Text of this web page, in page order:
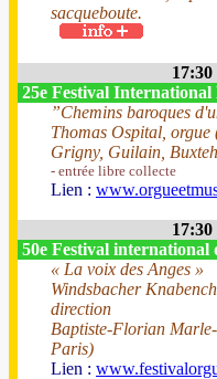
sacqueboute.
17:30
25e Festival International
”Chemins baroques
Thomas Ospital, orgue
Grigny, Guilain,
- entrée libre collecte
Lien :
17:30
50e Festival international
« La voix des Anges »
Windsbacher
direction
Baptiste-Florian
Paris)
Lien :